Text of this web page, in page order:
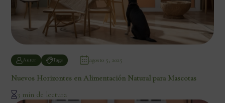
Autor Tags agosto 5, 2025
Nuevos Horizontes en Alimentación Natural para Mascotas
3 min de lectura